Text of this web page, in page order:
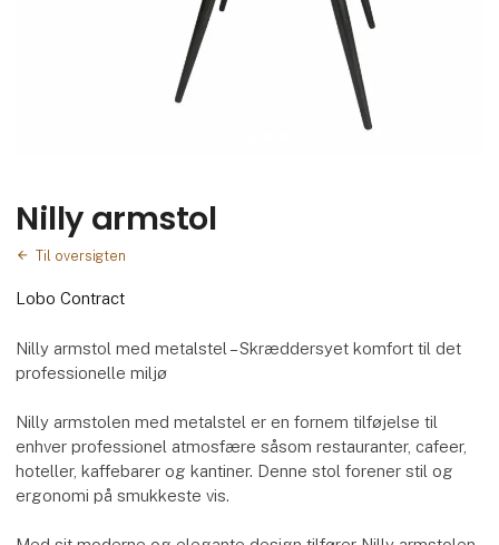
Nilly armstol
Til oversigten
Lobo Contract
Nilly armstol med metalstel – Skræddersyet komfort til det
professionelle miljø
Nilly armstolen med metalstel er en fornem tilføjelse til
enhver professionel atmosfære såsom restauranter, cafeer,
hoteller, kaffebarer og kantiner. Denne stol forener stil og
ergonomi på smukkeste vis.